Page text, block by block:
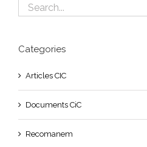
Search
Categories
Articles CIC
Documents CiC
Recomanem